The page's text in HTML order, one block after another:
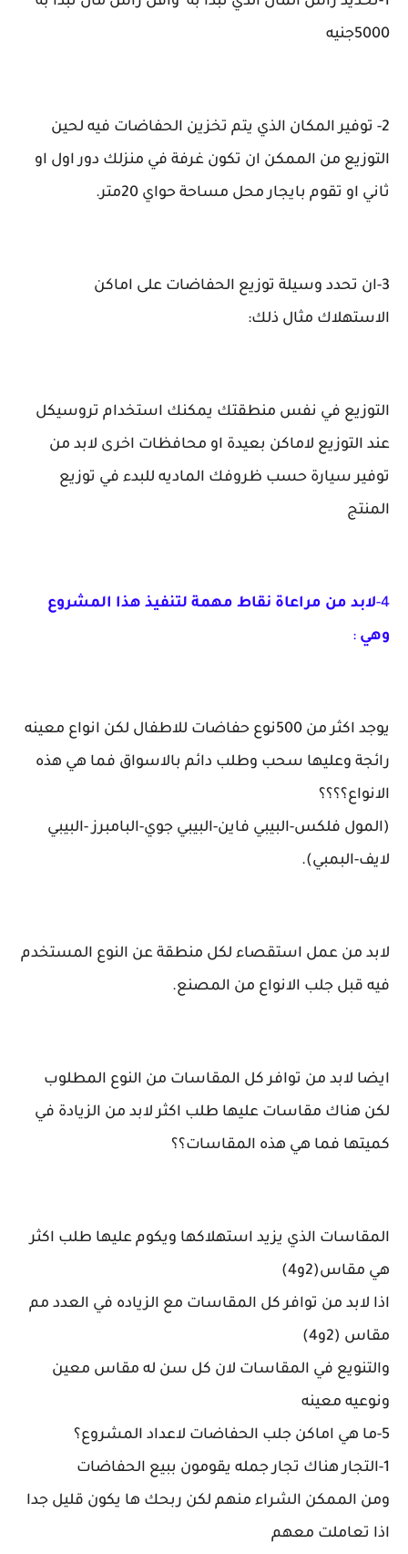
5000جنيه
2- توفير المكان الذي يتم تخزين الحفاضات فيه لحين
التوزيع من الممكن ان تكون غرفة في منزلك دور اول او
ثاني او تقوم بايجار محل مساحة حواي 20متر.
3-ان تحدد وسيلة توزيع الحفاضات على اماكن
الاستهلاك مثال ذلك:
التوزيع في نفس منطقتك يمكنك استخدام تروسيكل
عند التوزيع لاماكن بعيدة او محافظات اخرى لابد من
توفير سيارة حسب ظروفك الماديه للبدء في توزيع
المنتج
4- لابد من مراعاة نقاط مهمة لتنفيذ هذا المشروع
وهي :
يوجد اكثر من 500نوع حفاضات للاطفال لكن انواع معينه
رائجة وعليها سحب وطلب دائم بالاسواق فما هي هذه
الانواع؟؟؟؟
(المول فلكس-البيبي فاين-البيبي جوي-البامبرز -البيبي
لايف-البمبي).
لابد من عمل استقصاء لكل منطقة عن النوع المستخدم
فيه قبل جلب الانواع من المصنع.
ايضا لابد من توافر كل المقاسات من النوع المطلوب
لكن هناك مقاسات عليها طلب اكثر لابد من الزيادة في
كميتها فما هي هذه المقاسات؟؟
المقاسات الذي يزيد استهلاكها ويكوم عليها طلب اكثر
هي مقاس(2و4)
اذا لابد من توافر كل المقاسات مع الزياده في العدد مم
مقاس (2و4)
والتنويع في المقاسات لان كل سن له مقاس معين
ونوعيه معينه
5-ما هي اماكن جلب الحفاضات لاعداد المشروع؟
1-التجار هناك تجار جمله يقومون ببيع الحفاضات
ومن الممكن الشراء منهم لكن ربحك ها يكون قليل جدا
اذا تعاملت معهم